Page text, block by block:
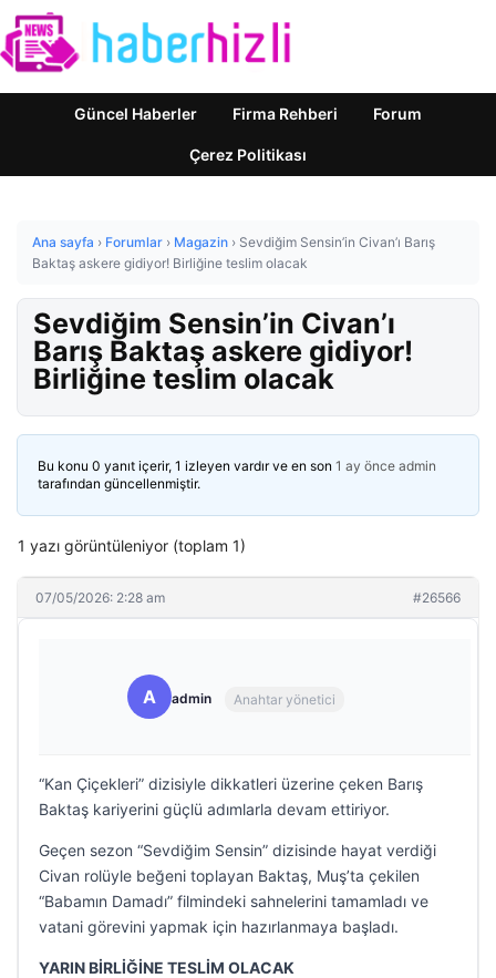
Güncel Haberler Firma Rehberi Forum
Çerez Politikası
Ana sayfa › Forumlar › Magazin › Sevdiğim Sensin’in Civan’ı Barış
Baktaş askere gidiyor! Birliğine teslim olacak
Sevdiğim Sensin’in Civan’ı
Barış Baktaş askere gidiyor!
Birliğine teslim olacak
Bu konu 0 yanıt içerir, 1 izleyen vardır ve en son 1 ay önce admin
tarafından güncellenmiştir.
1 yazı görüntüleniyor (toplam 1)
07/05/2026: 2:28 am #26566
A admin Anahtar yönetici
“Kan Çiçekleri” dizisiyle dikkatleri üzerine çeken Barış
Baktaş kariyerini güçlü adımlarla devam ettiriyor.
Geçen sezon “Sevdiğim Sensin” dizisinde hayat verdiği
Civan rolüyle beğeni toplayan Baktaş, Muş’ta çekilen
“Babamın Damadı” filmindeki sahnelerini tamamladı ve
vatani görevini yapmak için hazırlanmaya başladı.
YARIN BİRLİĞİNE TESLİM OLACAK